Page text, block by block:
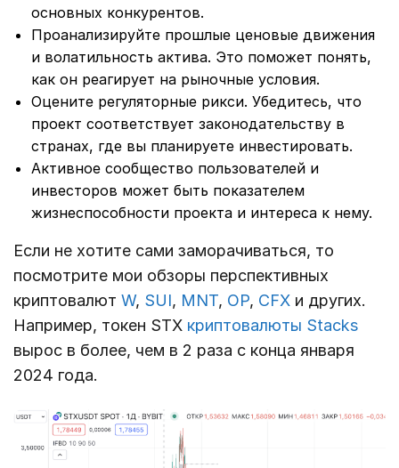
основных конкурентов.
Проанализируйте прошлые ценовые движения
и волатильность актива. Это поможет понять,
как он реагирует на рыночные условия.
Оцените регуляторные рикси. Убедитесь, что
проект соответствует законодательству в
странах, где вы планируете инвестировать.
Активное сообщество пользователей и
инвесторов может быть показателем
жизнеспособности проекта и интереса к нему.
Если не хотите сами заморачиваться, то
посмотрите мои обзоры перспективных
криптовалют W, SUI, MNT, OP, CFX и других.
Например, токен STX криптовалюты Stacks
вырос в более, чем в 2 раза с конца января
2024 года.